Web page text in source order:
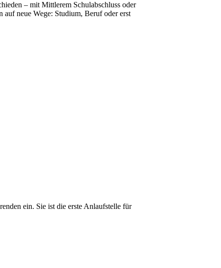
– mit Mittlerem Schulabschluss oder
neue Wege: Studium, Beruf oder erst
ein. Sie ist die erste Anlaufstelle für